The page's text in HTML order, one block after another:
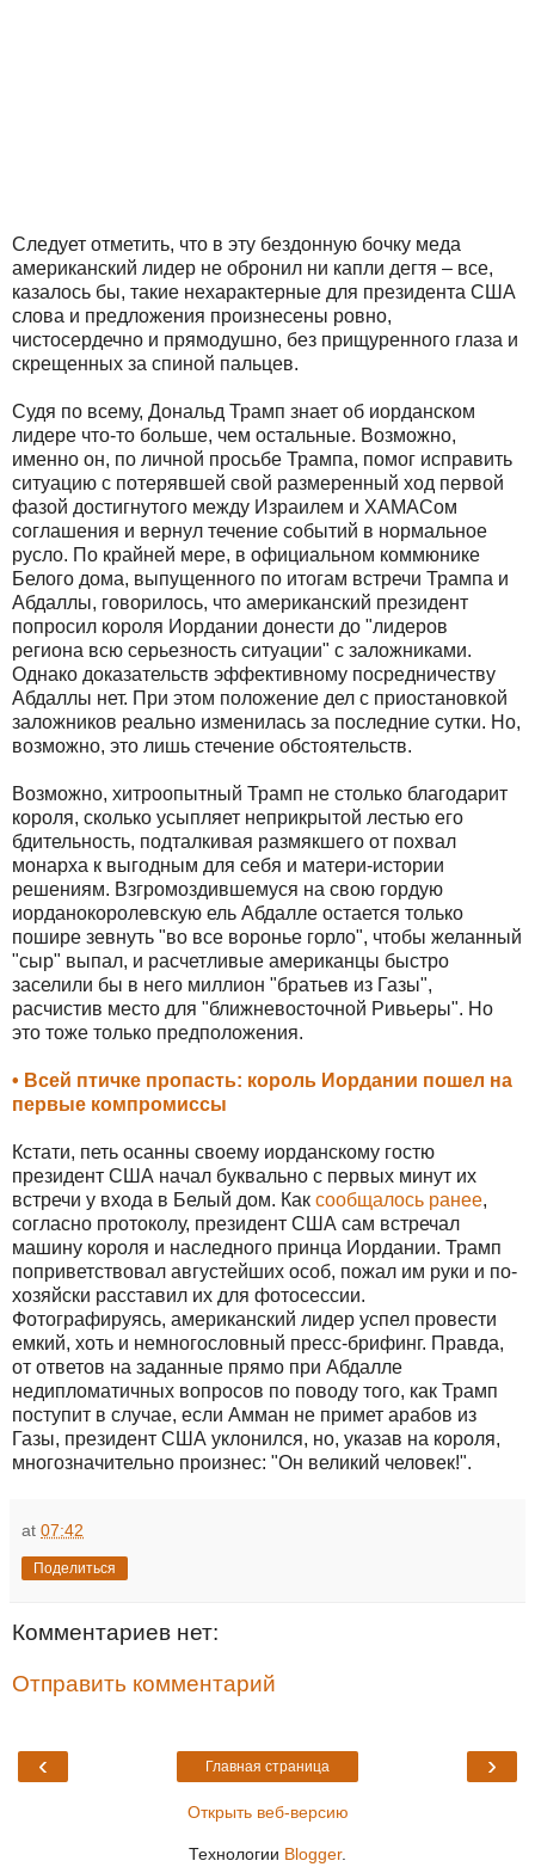
Следует отметить, что в эту бездонную бочку меда
американский лидер не обронил ни капли дегтя – все,
казалось бы, такие нехарактерные для президента США
слова и предложения произнесены ровно,
чистосердечно и прямодушно, без прищуренного глаза и
скрещенных за спиной пальцев.
Судя по всему, Дональд Трамп знает об иорданском
лидере что-то больше, чем остальные. Возможно,
именно он, по личной просьбе Трампа, помог исправить
ситуацию с потерявшей свой размеренный ход первой
фазой достигнутого между Израилем и ХАМАСом
соглашения и вернул течение событий в нормальное
русло. По крайней мере, в официальном коммюнике
Белого дома, выпущенного по итогам встречи Трампа и
Абдаллы, говорилось, что американский президент
попросил короля Иордании донести до "лидеров
региона всю серьезность ситуации" с заложниками.
Однако доказательств эффективному посредничеству
Абдаллы нет. При этом положение дел с приостановкой
заложников реально изменилась за последние сутки. Но,
возможно, это лишь стечение обстоятельств.
Возможно, хитроопытный Трамп не столько благодарит
короля, сколько усыпляет неприкрытой лестью его
бдительность, подталкивая размякшего от похвал
монарха к выгодным для себя и матери-истории
решениям. Взгромоздившемуся на свою гордую
иорданокоролевскую ель Абдалле остается только
пошире зевнуть "во все воронье горло", чтобы желанный
"сыр" выпал, и расчетливые американцы быстро
заселили бы в него миллион "братьев из Газы",
расчистив место для "ближневосточной Ривьеры". Но
это тоже только предположения.
• Всей птичке пропасть: король Иордании пошел на
первые компромиссы
Кстати, петь осанны своему иорданскому гостю
президент США начал буквально с первых минут их
встречи у входа в Белый дом. Как сообщалось ранее,
согласно протоколу, президент США сам встречал
машину короля и наследного принца Иордании. Трамп
поприветствовал августейших особ, пожал им руки и по-
хозяйски расставил их для фотосессии.
Фотографируясь, американский лидер успел провести
емкий, хоть и немногословный пресс-брифинг. Правда,
от ответов на заданные прямо при Абдалле
недипломатичных вопросов по поводу того, как Трамп
поступит в случае, если Амман не примет арабов из
Газы, президент США уклонился, но, указав на короля,
многозначительно произнес: "Он великий человек!".
at 07:42
Поделиться
Комментариев нет:
Отправить комментарий
‹ ›
Главная страница
Открыть веб-версию
Технологии Blogger.